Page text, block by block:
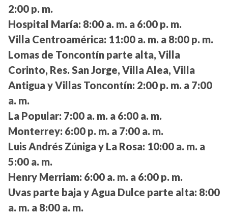
2:00 p. m.
Hospital María: 8:00 a. m. a 6:00 p. m.
Villa Centroamérica: 11:00 a. m. a 8:00 p. m.
Lomas de Toncontín parte alta, Villa
Corinto, Res. San Jorge, Villa Alea, Villa
Antigua y Villas Toncontín: 2:00 p. m. a 7:00
a. m.
La Popular: 7:00 a. m. a 6:00 a. m.
Monterrey: 6:00 p. m. a 7:00 a. m.
Luis Andrés Zúniga y La Rosa: 10:00 a. m. a
5:00 a. m.
Henry Merriam: 6:00 a. m. a 6:00 p. m.
Uvas parte baja y Agua Dulce parte alta: 8:00
a. m. a 8:00 a. m.